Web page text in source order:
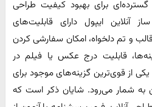
برای بهبود کیفیت طراحی
آنلاین ایپول دارای قابلیت‌های
و تم دلخواه، امکان سفارشی کردن
قابلیت درج عکس یا فیلم در
از قوی‌ترین گزینه‌های موجود برای
به شمار می‌رود. شایان ذکر است که